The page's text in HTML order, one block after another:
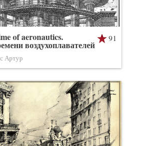
91
of aeronautics.
воздухоплавателей
Артур